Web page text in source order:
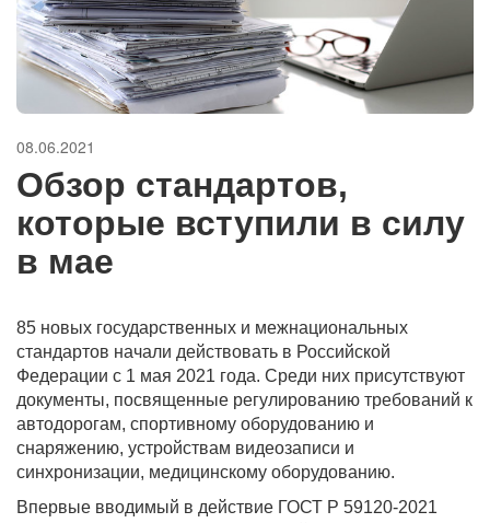
08.06.2021
Обзор стандартов,
которые вступили в силу
в мае
85 новых государственных и межнациональных
стандартов начали действовать в Российской
Федерации с 1 мая 2021 года. Среди них присутствуют
документы, посвященные регулированию требований к
автодорогам, спортивному оборудованию и
снаряжению, устройствам видеозаписи и
синхронизации, медицинскому оборудованию.
Впервые вводимый в действие ГОСТ Р 59120-2021